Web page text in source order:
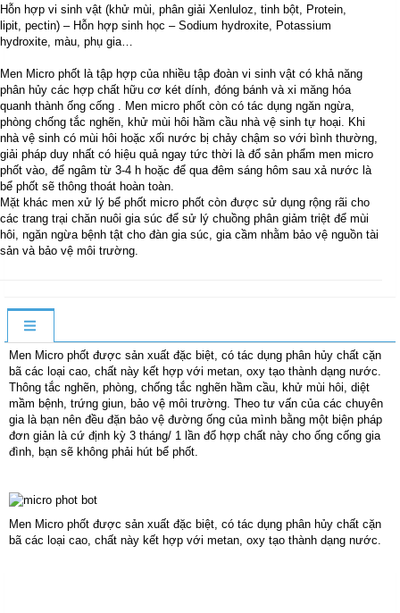
Hỗn hợp vi sinh vật (khử mùi, phân giải Xenluloz, tinh bột, Protein,
lipit, pectin) – Hỗn hợp sinh học – Sodium hydroxite, Potassium
hydroxite, màu, phụ gia…
Men Micro phốt là tập hợp của nhiều tập đoàn vi sinh vật có khả năng
phân hủy các hợp chất hữu cơ két dính, đóng bánh và xi măng hóa
quanh thành ống cống . Men micro phốt còn có tác dụng ngăn ngừa,
phòng chống tắc nghẽn, khử mùi hôi hầm cầu nhà vệ sinh tự hoại. Khi
nhà vệ sinh có mùi hôi hoặc xối nước bị chảy chậm so với bình thường,
giải pháp duy nhất có hiệu quả ngay tức thời là đổ sản phẩm men micro
phốt vào, để ngâm từ 3-4 h hoặc để qua đêm sáng hôm sau xả nước là
bể phốt sẽ thông thoát hoàn toàn.
Mặt khác men xử lý bể phốt micro phốt còn được sử dụng rộng rãi cho
các trang trại chăn nuôi gia súc để sử lý chuồng phân giảm triệt để mùi
hôi, ngăn ngừa bệnh tật cho đàn gia súc, gia cầm nhằm bảo vệ nguồn tài
sản và bảo vệ môi trường.
Men Micro phốt được sản xuất đặc biệt, có tác dụng phân hủy chất cặn
bã các loại cao, chất này kết hợp với metan, oxy tạo thành dạng nước.
Thông tắc nghẽn, phòng, chống tắc nghẽn hầm cầu, khử mùi hôi, diệt
mầm bệnh, trứng giun, bảo vệ môi trường. Theo tư vấn của các chuyên
gia là bạn nên đều đặn bảo vệ đường ống của mình bằng một biện pháp
đơn giản là cứ định kỳ 3 tháng/ 1 lần đổ hợp chất này cho ống cống gia
đình, bạn sẽ không phải hút bể phốt.
Men Micro phốt được sản xuất đặc biệt, có tác dụng phân hủy chất cặn
bã các loại cao, chất này kết hợp với metan, oxy tạo thành dạng nước.